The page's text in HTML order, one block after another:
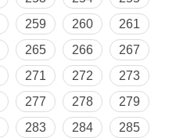
259 260
261
265 266
267
271 272
273
277 278
279
283 284
285